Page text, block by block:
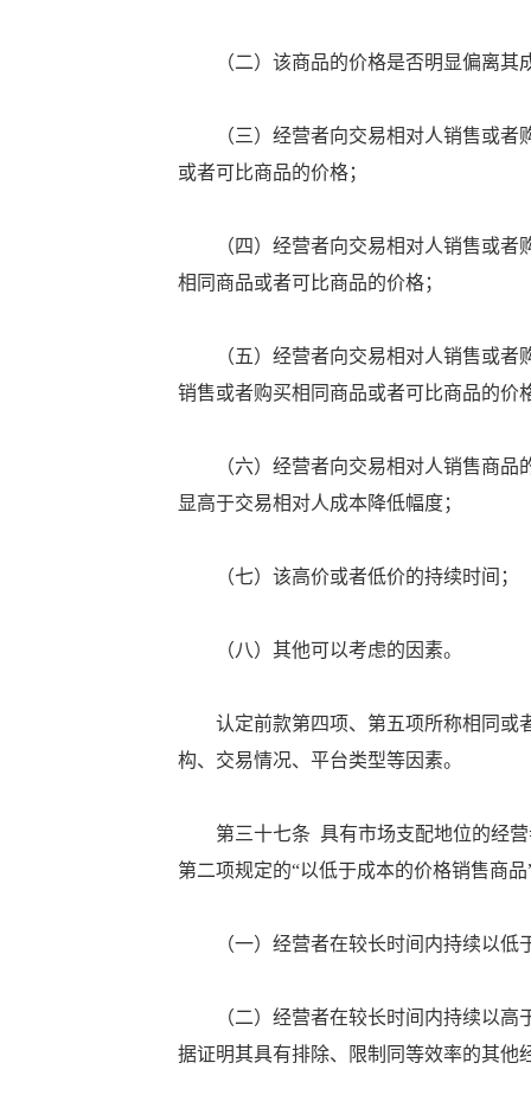
（二）该商品的价格是否明显偏离其
（三）经营者向交易相对人销售或者购
或者可比商品的价格；
（四）经营者向交易相对人销售或者购
相同商品或者可比商品的价格；
（五）经营者向交易相对人销售或者购
销售或者购买相同商品或者可比商品的价
（六）经营者向交易相对人销售商品的
显高于交易相对人成本降低幅度；
（七）该高价或者低价的持续时间；
（八）其他可以考虑的因素。
认定前款第四项、第五项所称相同或者
构、交易情况、平台类型等因素。
第三十七条 具有市场支配地位的经营
第二项规定的“以低于成本的价格销售商品
（一）经营者在较长时间内持续以低
（二）经营者在较长时间内持续以高于
据证明其具有排除、限制同等效率的其他